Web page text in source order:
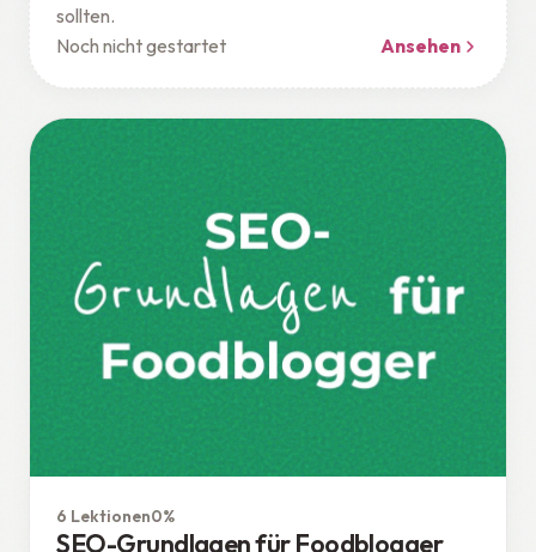
sollten.
Noch nicht gestartet
Ansehen
6 Lektionen0%
SEO-Grundlagen für Foodblogger